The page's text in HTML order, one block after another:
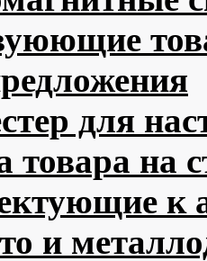
для
товара на
к
и